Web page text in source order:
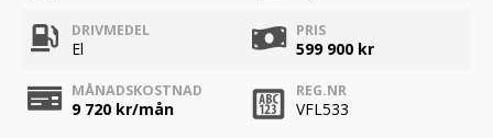
DRIVMEDEL
El
PRIS
599 900 kr
MÅNADSKOSTNAD
9 720 kr/mån
REG.NR
VFL533